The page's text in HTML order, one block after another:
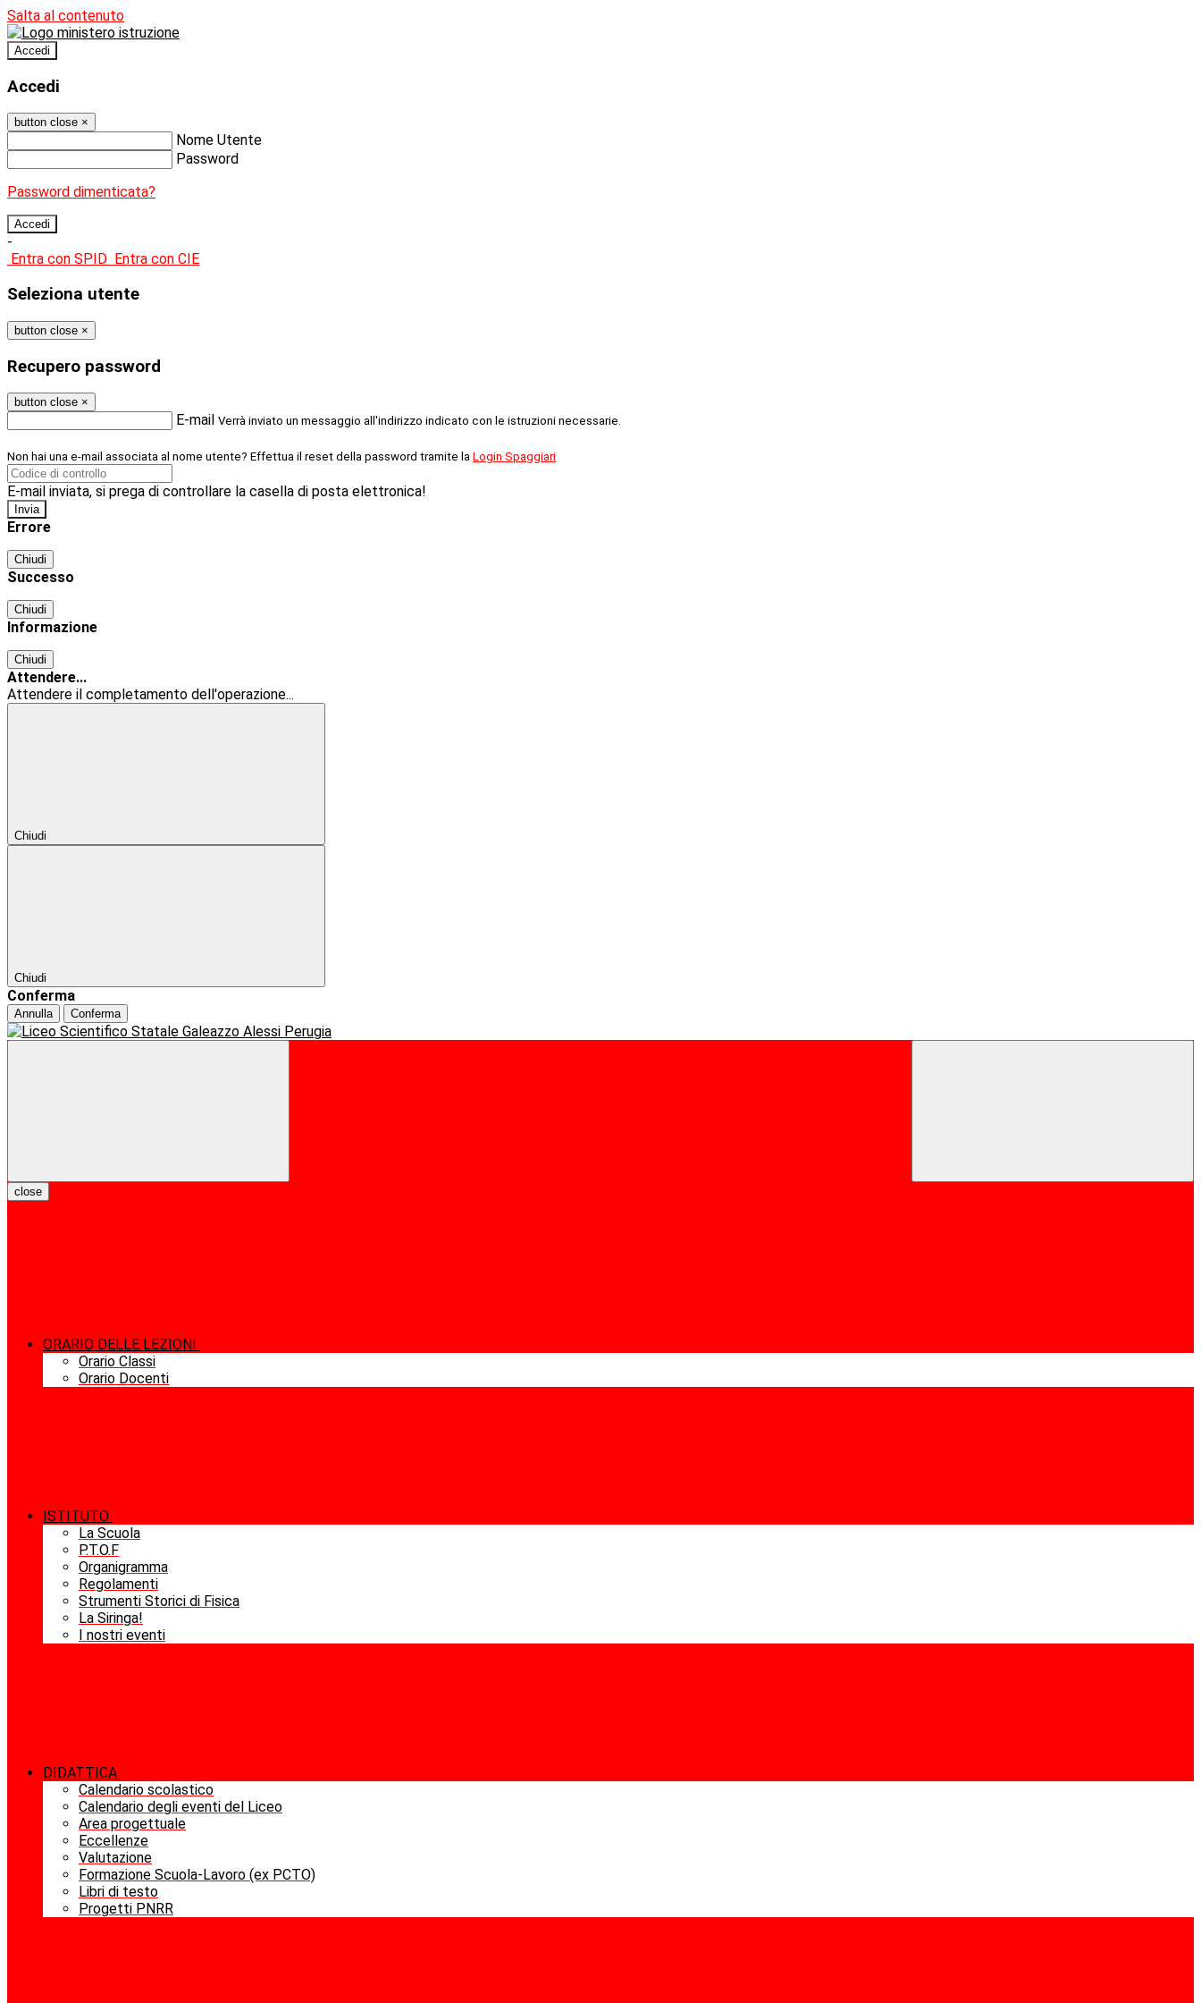
Salta al contenuto
Accedi
Accedi
button close ×
Nome Utente
Password
Password dimenticata?
-
Entra con SPID Entra con CIE
Seleziona utente
button close ×
Recupero password
button close ×
E-mail Verrà inviato un messaggio all'indirizzo indicato con le istruzioni necessarie.
Non hai una e-mail associata al nome utente? Effettua il reset della password tramite la Login Spaggiari
E-mail inviata, si prega di controllare la casella di posta elettronica!
Errore
Chiudi
Successo
Chiudi
Informazione
Chiudi
Attendere...
Attendere il completamento dell'operazione...
Chiudi
Chiudi
Conferma
Annulla Conferma
close
ORARIO DELLE LEZIONI
Orario Classi
Orario Docenti
ISTITUTO
La Scuola
P.T.O.F
Organigramma
Regolamenti
Strumenti Storici di Fisica
La Siringa!
I nostri eventi
DIDATTICA
Calendario scolastico
Calendario degli eventi del Liceo
Area progettuale
Eccellenze
Valutazione
Formazione Scuola-Lavoro (ex PCTO)
Libri di testo
Progetti PNRR